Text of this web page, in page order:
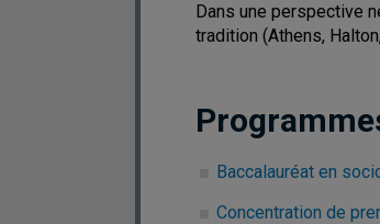
Dans une perspective
tradition (Athens,
Baccalauréat en
Concentration de